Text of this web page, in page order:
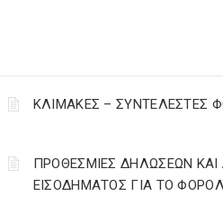
ΚΛΙΜΑΚΕΣ – ΣΥΝΤΕΛΕΣΤΕΣ
ΠΡΟΘΕΣΜΙΕΣ ΔΗΛΩΣΕΩΝ ΚΑΙ
ΕΙΣΟΔΗΜΑΤΟΣ ΓΙΑ ΤΟ